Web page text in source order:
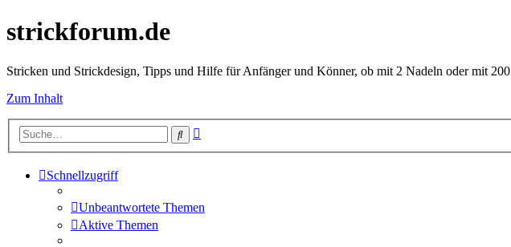
strickforum.de
Stricken und Strickdesign, Tipps und Hilfe für Anfänger und Könner, ob mit 2 Nadeln oder mit 200
Zum Inhalt
Suche
Schnellzugriff
Unbeantwortete Themen
Aktive Themen